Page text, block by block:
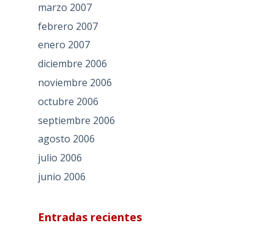
marzo 2007
febrero 2007
enero 2007
diciembre 2006
noviembre 2006
octubre 2006
septiembre 2006
agosto 2006
julio 2006
junio 2006
Entradas recientes